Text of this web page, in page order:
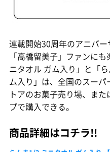
連載開始30周年のアニバ
「高橋留美子」ファンに
ニタオル ガム入り」と「
ム入り」は、全国のスー
トアのお菓子売り場、ま
プで購入できる。
商品詳細はコチラ!!